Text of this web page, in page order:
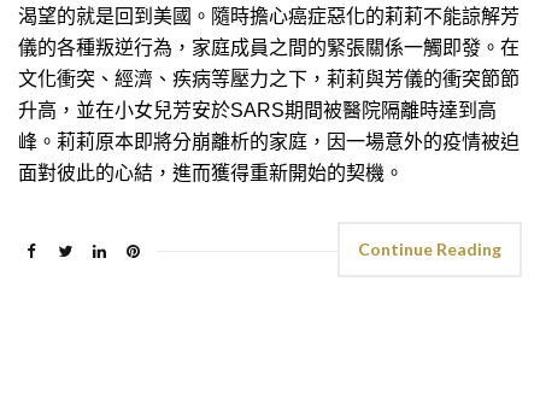
渴望的就是回到美國。隨時擔心癌症惡化的莉莉不能諒解芳
儀的各種叛逆行為，家庭成員之間的緊張關係一觸即發。在
文化衝突、經濟、疾病等壓力之下，莉莉與芳儀的衝突節節
升高，並在小女兒芳安於SARS期間被醫院隔離時達到高
峰。莉莉原本即將分崩離析的家庭，因一場意外的疫情被迫
面對彼此的心結，進而獲得重新開始的契機。
Continue Reading